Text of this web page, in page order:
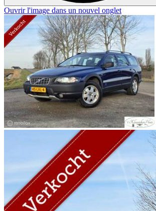
Ouvrir l'image dans un nouvel onglet